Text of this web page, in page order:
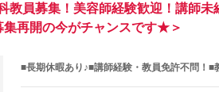
教員募集！美容師経験歓迎！講師
集再開の今がチャンスです★＞
■長期休暇あり♪■講師経験・教員免許不問！■